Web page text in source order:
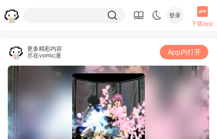
登录
下载app
更多精彩内容
尽在vomic漫
App内打开